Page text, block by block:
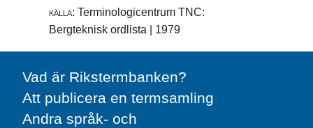
källa: Terminologicentrum TNC:
Bergteknisk ordlista | 1979
Vad är Rikstermbanken?
Att publicera en termsamling
Andra språk- och